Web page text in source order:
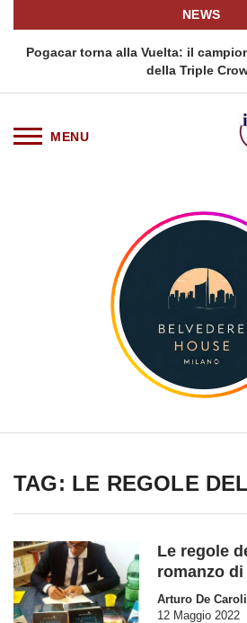
NEWS
Pogacar torna alla Vuelta: il
della Triple
TAG: LE REGOLE
Le regole
romanzo
Arturo De
12 Maggio 2022